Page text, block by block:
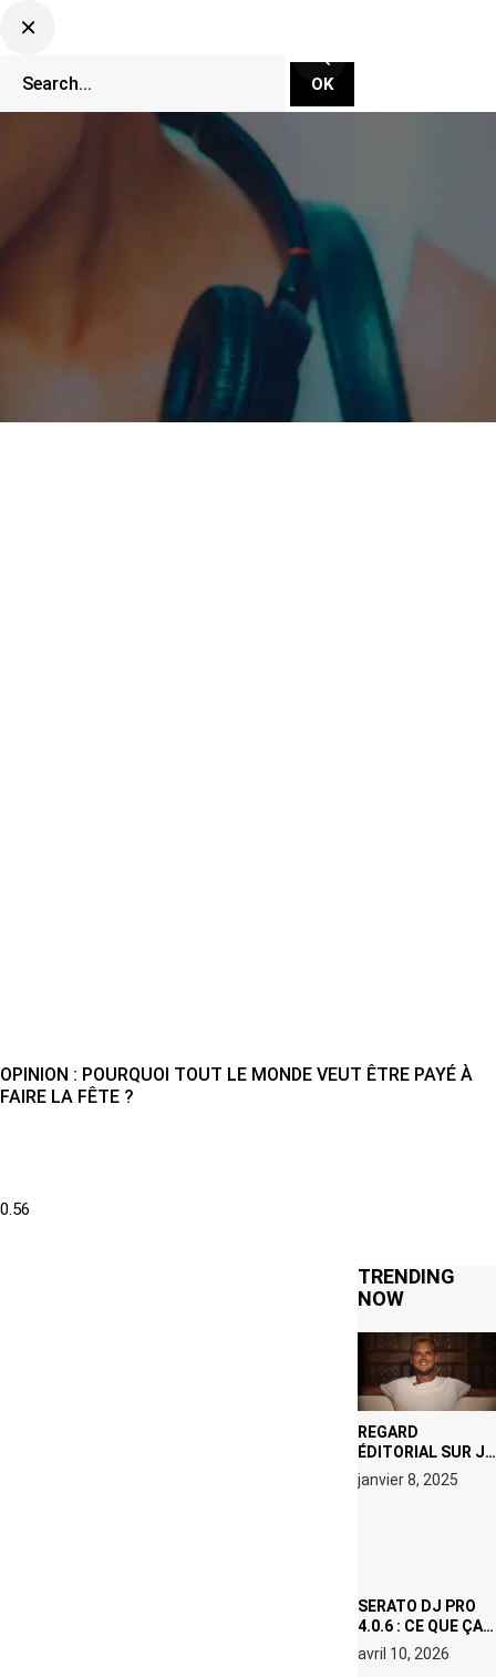
CLUBBING TV NETWORK
OPINION : POURQUOI TOUT LE MONDE VEUT ÊTRE PAYÉ À
FAIRE LA FÊTE ?
TRENDING
NOW
REGARD
ÉDITORIAL SUR JE
M’APPELLE TIM
(NETFLIX) : AVICII,
janvier 8, 2025
SERATO DJ PRO
4.0.6 : CE QUE ÇA
CHANGE, MÊME SI
VOUS N’ÊTES NI
avril 10, 2026